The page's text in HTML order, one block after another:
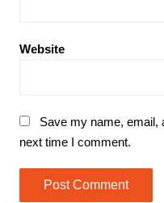
Website
Save my name, email,
next time I comment.